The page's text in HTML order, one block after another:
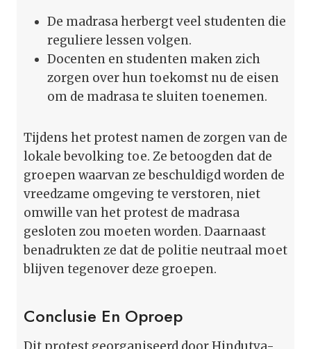
De madrasa herbergt veel studenten die
reguliere lessen volgen.
Docenten en studenten maken zich
zorgen over hun toekomst nu de eisen
om de madrasa te sluiten toenemen.
Tijdens het protest namen de zorgen van de
lokale bevolking toe. Ze betoogden dat de
groepen waarvan ze beschuldigd worden de
vreedzame omgeving te verstoren, niet
omwille van het protest de madrasa
gesloten zou moeten worden. Daarnaast
benadrukten ze dat de politie neutraal moet
blijven tegenover deze groepen.
Conclusie En Oproep